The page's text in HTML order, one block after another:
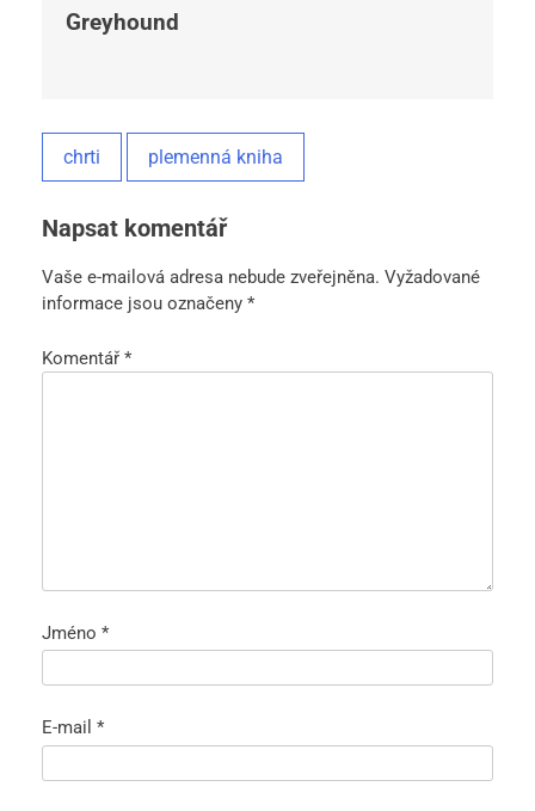
Greyhound
chrti plemenná kniha
Napsat komentář
Vaše e-mailová adresa nebude zveřejněna. Vyžadované
informace jsou označeny *
Komentář *
Jméno *
E-mail *